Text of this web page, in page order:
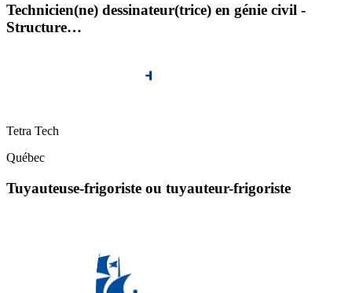
Technicien(ne) dessinateur(trice) en génie civil -
Structure…
Tetra Tech
Québec
Tuyauteuse-frigoriste ou tuyauteur-frigoriste